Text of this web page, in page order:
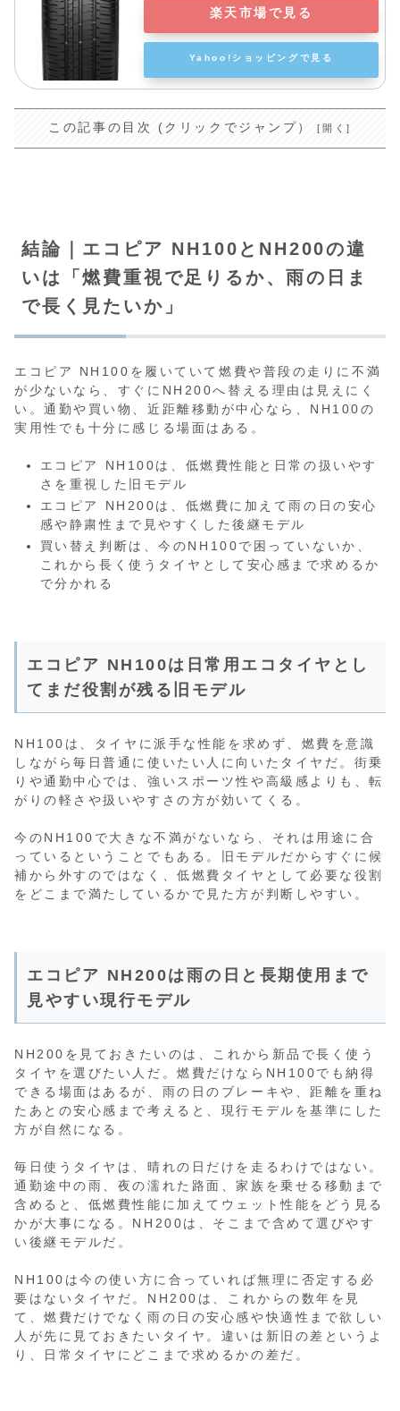
楽天市場で見る
Yahoo!ショッピングで見る
この記事の目次 (クリックでジャンプ）
結論｜エコピア NH100とNH200の違
いは「燃費重視で足りるか、雨の日ま
で長く見たいか」
エコピア NH100を履いていて燃費や普段の走りに不満
が少ないなら、すぐにNH200へ替える理由は見えにく
い。通勤や買い物、近距離移動が中心なら、NH100の
実用性でも十分に感じる場面はある。
エコピア NH100は、低燃費性能と日常の扱いやす
さを重視した旧モデル
エコピア NH200は、低燃費に加えて雨の日の安心
感や静粛性まで見やすくした後継モデル
買い替え判断は、今のNH100で困っていないか、
これから長く使うタイヤとして安心感まで求めるか
で分かれる
エコピア NH100は日常用エコタイヤとし
てまだ役割が残る旧モデル
NH100は、タイヤに派手な性能を求めず、燃費を意識
しながら毎日普通に使いたい人に向いたタイヤだ。街乗
りや通勤中心では、強いスポーツ性や高級感よりも、転
がりの軽さや扱いやすさの方が効いてくる。
今のNH100で大きな不満がないなら、それは用途に合
っているということでもある。旧モデルだからすぐに候
補から外すのではなく、低燃費タイヤとして必要な役割
をどこまで満たしているかで見た方が判断しやすい。
エコピア NH200は雨の日と長期使用まで
見やすい現行モデル
NH200を見ておきたいのは、これから新品で長く使う
タイヤを選びたい人だ。燃費だけならNH100でも納得
できる場面はあるが、雨の日のブレーキや、距離を重ね
たあとの安心感まで考えると、現行モデルを基準にした
方が自然になる。
毎日使うタイヤは、晴れの日だけを走るわけではない。
通勤途中の雨、夜の濡れた路面、家族を乗せる移動まで
含めると、低燃費性能に加えてウェット性能をどう見る
かが大事になる。NH200は、そこまで含めて選びやす
い後継モデルだ。
NH100は今の使い方に合っていれば無理に否定する必
要はないタイヤだ。NH200は、これからの数年を見
て、燃費だけでなく雨の日の安心感や快適性まで欲しい
人が先に見ておきたいタイヤ。違いは新旧の差というよ
り、日常タイヤにどこまで求めるかの差だ。